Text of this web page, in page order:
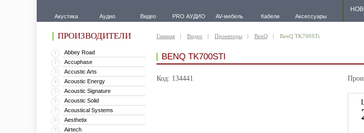
Акустика Аудио Видео PRO АУДИО AV-мебель Кабели Аксессуары
ПРОИЗВОДИТЕЛИ
1 Abbey Road
2 Accuphase
3 Accustic Arts
4 Acoustic Energy
5 Acoustic Signature
6 Acoustic Solid
7 Acoustical Systems
8 Aesthetix
9 Airtech
Главная Видео Проекторы BenQ BenQ TK700STi
BENQ TK700STI
Код: 134441